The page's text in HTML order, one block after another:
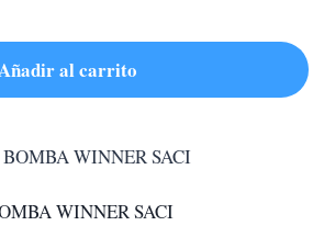
al carrito
WINNER SACI